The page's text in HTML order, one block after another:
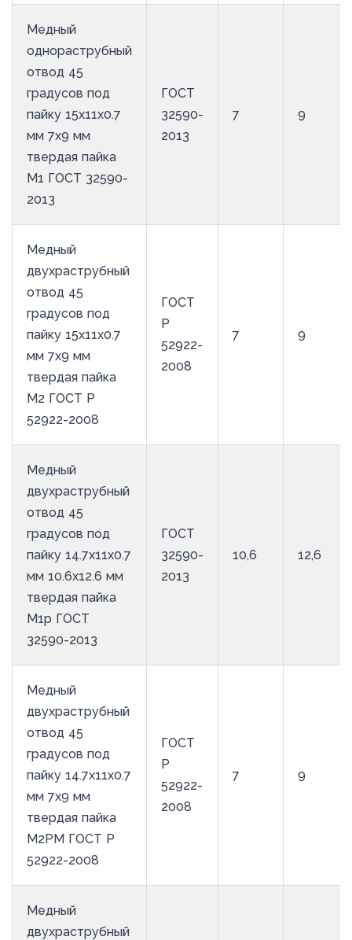
Медный
однораструбный
отвод 45
градусов под
пайку 15х11х0.7
мм 7х9 мм
твердая пайка
М1 ГОСТ 32590-
2013
ГОСТ
32590-
2013
7 9
Медный
двухраструбный
отвод 45
градусов под
пайку 15х11х0.7
мм 7х9 мм
твердая пайка
М2 ГОСТ Р
52922-2008
ГОСТ
Р
52922-
2008
7 9
Медный
двухраструбный
отвод 45
градусов под
пайку 14.7х11х0.7
мм 10.6х12.6 мм
твердая пайка
М1р ГОСТ
32590-2013
ГОСТ
32590-
2013
10,6 12,6
Медный
двухраструбный
отвод 45
градусов под
пайку 14.7х11х0.7
мм 7х9 мм
твердая пайка
М2РМ ГОСТ Р
52922-2008
ГОСТ
Р
52922-
2008
7 9
Медный
двухраструбный